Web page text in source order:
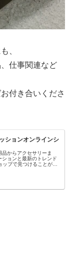
、
仕事関連など
付き合いくださ
ションオンラインシ
からアクセサリーま
ョンと最新のトレンド
ップで見つけることがで